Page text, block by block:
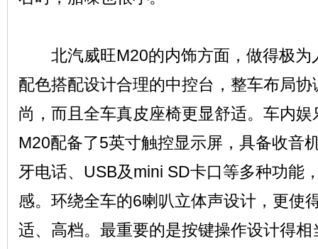
北汽威旺M20的内饰方面，做得极为
配色搭配设计合理的中控台，整车布局
尚，而且全车真皮座椅更显舒适。车内
M20配备了5英寸触控显示屏，具备收音
牙电话、USB及mini SD卡口等多种功能
感。环绕全车的6喇叭立体声设计，更使
适、高档。最重要的是按键操作设计得